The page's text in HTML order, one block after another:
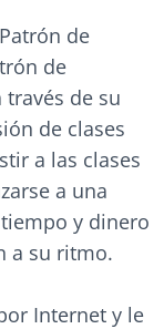
de
de
través de su
de clases
a las clases
a una
y dinero
a su ritmo.
Internet y le